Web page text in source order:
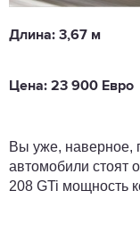
Длина: 3,67 м
Цена: 23 900 Евро
Вы уже, наверное,
автомобили стоят
208 GTi мощность